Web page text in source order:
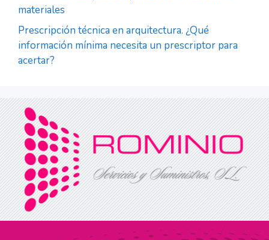
materiales
Prescripción técnica en arquitectura. ¿Qué
información mínima necesita un prescriptor para
acertar?